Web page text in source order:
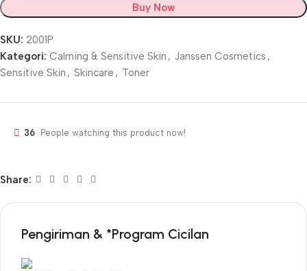
Buy Now
SKU: 2001P
Kategori: Calming & Sensitive Skin , Janssen Cosmetics ,
Sensitive Skin , Skincare , Toner
36 People watching this product now!
Share:
Pengiriman & *Program Cicilan